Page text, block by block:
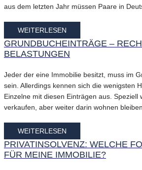
aus dem letzten Jahr müssen Paare in
WEITERLESEN
GRUNDBUCHEINTRÄGE –
BELASTUNGEN
Jeder der eine Immobilie besitzt, muss im
sein. Allerdings kennen sich die wenigsten
Einzelne mit diesen Einträgen aus. Speziell
verkaufen, aber weiter darin wohnen
WEITERLESEN
PRIVATINSOLVENZ: WELCHE
FÜR MEINE IMMOBILIE?